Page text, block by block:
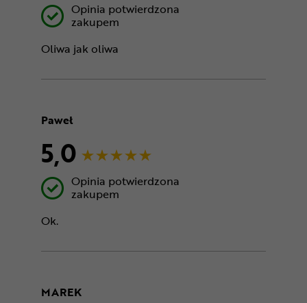
Opinia potwierdzona
zakupem
Oliwa jak oliwa
Paweł
5,0
Opinia potwierdzona
zakupem
Ok.
MAREK